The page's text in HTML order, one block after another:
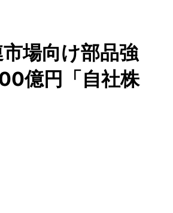
場向け部品強
億円「自社株